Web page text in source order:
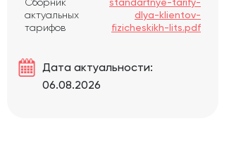
Сборник
актуальных
тарифов
standartnye-tarify-
dlya-klientov-
fizicheskikh-lits.pdf
Дата актуальности:
06.08.2026